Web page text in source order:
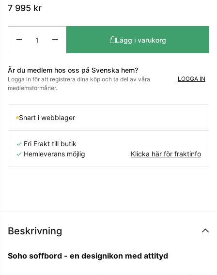
7 995 kr
Lägg i varukorg
Är du medlem hos oss på Svenska hem?
Logga in för att registrera dina köp och ta del av våra
medlemsförmåner.
LOGGA IN
Snart i webblager
✓ Fri Frakt till butik
✓ Hemleverans möjlig Klicka här för fraktinfo
Beskrivning
Soho soffbord - en designikon med attityd